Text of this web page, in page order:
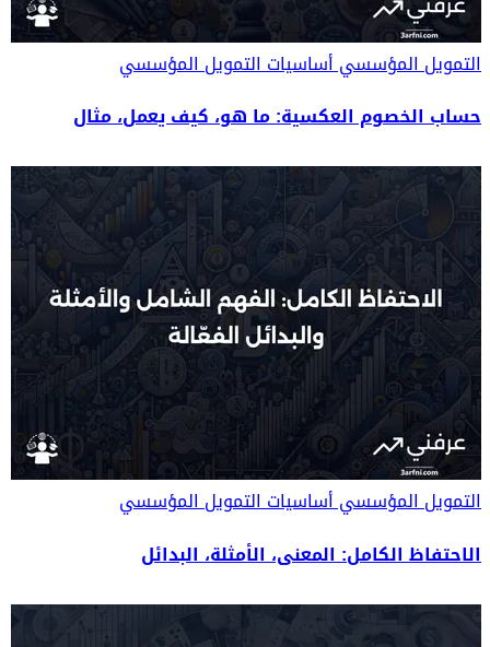
التمويل المؤسسيأساسيات التمويل المؤسسي
حساب الخصوم العكسية: ما هو، كيف يعمل، مثال
التمويل المؤسسيأساسيات التمويل المؤسسي
الاحتفاظ الكامل: المعنى، الأمثلة، البدائل